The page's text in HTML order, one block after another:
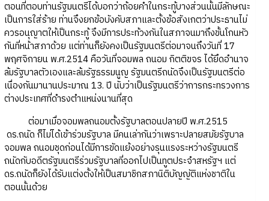
ตอนที่ตอบท่านรัฐมนตรีได้บอกว่าถ้อยคำในกระทู้บางส่วนนั้นมีลักษณะ
เป็นการใส่ร้าย ท่านจึงยกข้อบังคับสภาและตั้งข้อสังเกตว่าประธานไม่
ควรอนุญาตให้เป็นกระทู้ จึงมีการประท้วงกันในสภาจนมาถึงขั้นโกนหัว
กันที่หน้าสภาด้วย แต่ท่านก็ยังคงเป็นรัฐมนตรีต่อมาจนถึงวันที่ 17
พฤศจิกายน พ.ศ.2514 คือวันที่จอมพล ถนอม กิตติขจร ได้ยึดอำนาจ
ล้มรัฐบาลตัวเองและล้มรัฐธรรมนูญ รัฐมนตรีถนัดจึงเป็นรัฐมนตรีต่อ
เนื่องกันมานานประมาณ 13. ปี นับว่าเป็นรัฐมนตรีว่าการกระทรวงการ
ต่างประเทศที่ดำรงตำแหน่งนานที่สุด
ต่อมาเมื่อจอมพลถนอมตั้งรัฐบาลตอนปลายปี พ.ศ.2515
ดร.ถนัด ก็ไม่ได้เข้าร่วมรัฐบาล มีคนเล่ากันว่าเพราะปลายสมัยรัฐบาล
จอมพล ถนอมชุดก่อนได้มีการขัดแย้งอย่างรุนแรงระหว่างรัฐมนตรี
ถนัดกับอดีตรัฐมนตรีร่วมรัฐบาลที่ออกไปเป็นทูตประจำสหรัฐฯ แต่
ดร.ถนัดก็ยังได้รับแต่งตั้งให้เป็นสมาชิกสภานิติบัญญัติแห่งชาติใน
ตอนนั้นด้วย